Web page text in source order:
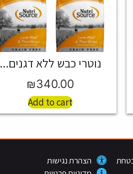
נוטרי כבש ללא דגנים...
₪340.00
Add to cart
הצהרת נגישות